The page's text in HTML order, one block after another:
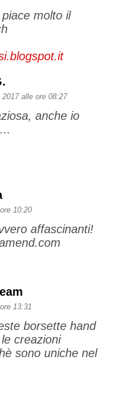
molto il
2017 alle ore 08:27
anche io
10:20
affascinanti!
13:31
borsette hand
creazioni
sono uniche nel